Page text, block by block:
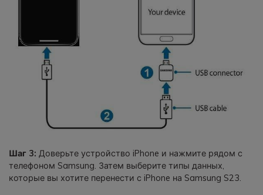
Шаг 3: Доверьте устройство iPhone и нажмите рядом с
телефоном Samsung. Затем выберите типы данных,
которые вы хотите перенести с iPhone на Samsung S23.